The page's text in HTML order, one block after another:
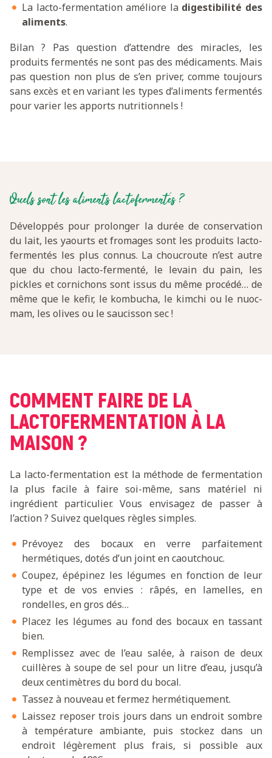
La lacto-fermentation améliore la digestibilité des
aliments.
Bilan ? Pas question d’attendre des miracles, les
produits fermentés ne sont pas des médicaments. Mais
pas question non plus de s’en priver, comme toujours
sans excès et en variant les types d’aliments fermentés
pour varier les apports nutritionnels !
Quels sont les aliments lactofermentés ?
Développés pour prolonger la durée de conservation
du lait, les yaourts et fromages sont les produits lacto-
fermentés les plus connus. La choucroute n’est autre
que du chou lacto-fermenté, le levain du pain, les
pickles et cornichons sont issus du même procédé… de
même que le kefir, le kombucha, le kimchi ou le nuoc-
mam, les olives ou le saucisson sec !
COMMENT FAIRE DE LA
LACTOFERMENTATION À LA
MAISON ?
La lacto-fermentation est la méthode de fermentation
la plus facile à faire soi-même, sans matériel ni
ingrédient particulier. Vous envisagez de passer à
l’action ? Suivez quelques règles simples.
Prévoyez des bocaux en verre parfaitement
hermétiques, dotés d’un joint en caoutchouc.
Coupez, épépinez les légumes en fonction de leur
type et de vos envies : râpés, en lamelles, en
rondelles, en gros dés…
Placez les légumes au fond des bocaux en tassant
bien.
Remplissez avec de l’eau salée, à raison de deux
cuillères à soupe de sel pour un litre d’eau, jusqu’à
deux centimètres du bord du bocal.
Tassez à nouveau et fermez hermétiquement.
Laissez reposer trois jours dans un endroit sombre
à température ambiante, puis stockez dans un
endroit légèrement plus frais, si possible aux